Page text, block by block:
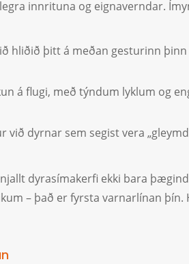
innrituna og eignaverndar.
hliðið þitt á meðan gesturinn
á flugi, með týndum lyklum og
við dyrnar sem segist vera
dyrasímakerfi ekki bara
– það er fyrsta varnarlínan þín.